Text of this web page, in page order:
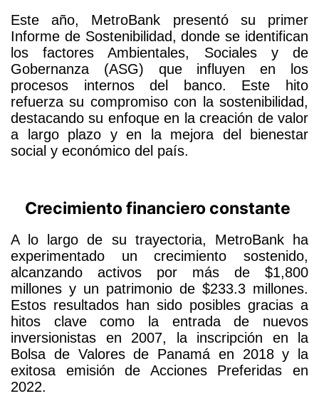
Este año, MetroBank presentó su primer
Informe de Sostenibilidad, donde se identifican
los factores Ambientales, Sociales y de
Gobernanza (ASG) que influyen en los
procesos internos del banco. Este hito
refuerza su compromiso con la sostenibilidad,
destacando su enfoque en la creación de valor
a largo plazo y en la mejora del bienestar
social y económico del país.
Crecimiento financiero constante
A lo largo de su trayectoria, MetroBank ha
experimentado un crecimiento sostenido,
alcanzando activos por más de $1,800
millones y un patrimonio de $233.3 millones.
Estos resultados han sido posibles gracias a
hitos clave como la entrada de nuevos
inversionistas en 2007, la inscripción en la
Bolsa de Valores de Panamá en 2018 y la
exitosa emisión de Acciones Preferidas en
2022.